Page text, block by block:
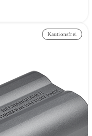
Kautionsfrei